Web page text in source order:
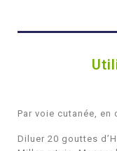
Par voie cutanée, en
Diluer 20 gouttes